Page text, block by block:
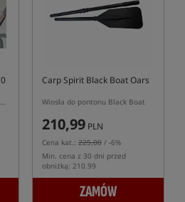
Miękka nakładka na siedzisko do pontonu Kolibri
Carp Spirit Black Boat Oars
Wiosła do pontonu Black Boat
210,99 PLN
Cena kat.: 225,00 / -6%
Min. cena z 30 dni przed
obniżką: 210.99
ZAMÓW